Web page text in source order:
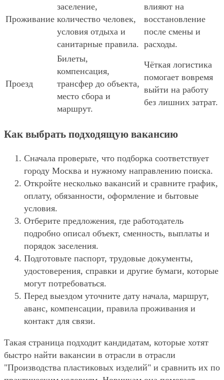
Проживание
заселение,
количество человек,
условия отдыха и
санитарные правила.
влияют на
восстановление
после смены и
расходы.
Проезд
Билеты,
компенсация,
трансфер до объекта,
место сбора и
маршрут.
Чёткая логистика
помогает вовремя
выйти на работу
без лишних затрат.
Как выбрать подходящую вакансию
Сначала проверьте, что подборка соответствует
городу Москва и нужному направлению поиска.
Откройте несколько вакансий и сравните график,
оплату, обязанности, оформление и бытовые
условия.
Отберите предложения, где работодатель
подробно описал объект, сменность, выплаты и
порядок заселения.
Подготовьте паспорт, трудовые документы,
удостоверения, справки и другие бумаги, которые
могут потребоваться.
Перед выездом уточните дату начала, маршрут,
аванс, компенсации, правила проживания и
контакт для связи.
Такая страница подходит кандидатам, которые хотят
быстро найти вакансии в отрасли в отрасли
"Производства пластиковых изделий" и сравнить их по